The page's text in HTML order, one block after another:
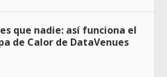
que nadie: así funciona el
de Calor de DataVenues